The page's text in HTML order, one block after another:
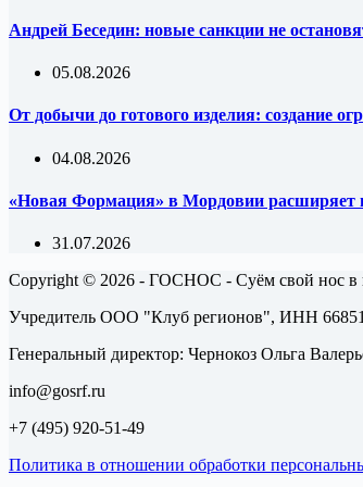
Андрей Беседин: новые санкции не
05.08.2026
От добычи до готового изделия: создание
04.08.2026
«Новая Формация» в Мордовии расширяет
31.07.2026
Copyright © 2026 - ГОСНОС - Суём свой нос в
Учредитель ООО "Клуб регионов", ИНН
Генеральный директор: Чернокоз Ольга
info@gosrf.ru
+7 (495) 920-51-49
Политика в отношении обработки